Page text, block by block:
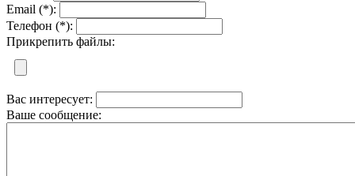
Email (*):
Телефон (*):
Прикрепить файлы:
Вас интересует:
Ваше сообщение: